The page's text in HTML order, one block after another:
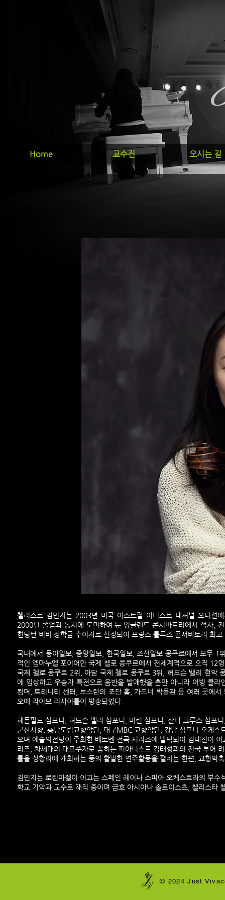
Home 교수진 오시는 길
첼리스트 김민지는 2003년 미국 아스트랄 아티스트 내셔널 오디션
2000년 졸업과 동시에 도미하여 뉴 잉글랜드 콘서바토리에서 석사,
헌팅턴 비비 장학금 수여자로 선정되어 프랑스 툴루즈 콘서바토리 최
국내에서 동아일보, 중앙일보, 한국일보, 조선일보 콩쿠르에서 모두 1
적인 엠마누엘 포이어만 국제 첼로 콩쿠르에서 전세계적으로 오직 12
국제 첼로 콩쿠르 2위, 아담 국제 첼로 콩쿠르 3위, 허드슨 밸리 현악
에 입상하고 우승자 특전으로 음반을 발매했을 뿐만 아니라 어빙 클
킴머, 트리니티 센터, 보스턴의 조단 홀, 가드너 박물관 등 여러 곳에
오에 라이브 리사이틀이 방송되었다.
해든필드 심포니, 허드슨 밸리 심포니, 마린 심포니, 산타 크루스 심포
군산시향, 충남도립교향악단, 대구MBC 교향악단, 강남 심포니 오케
으며 예술의전당이 주최한 베토벤 전곡 시리즈에 발탁되어 김대진이
리즈, 차세대의 대표주자로 꼽히는 피아니스트 김태형과의 전국 투어
틀을 성황리에 개최하는 등의 활발한 연주활동을 펼치는 한편, 교향악
김민지는 로린마젤이 이끄는 스페인 레이나 소피아 오케스트라의 부
학교 기악과 교수로 재직 중이며 금호 아시아나 솔로이스츠, 첼리스타
​© 2024 Just